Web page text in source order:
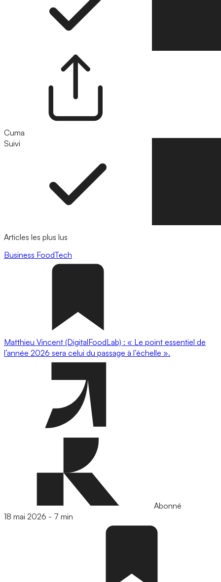
Cuma
Suivi
Articles les plus lus
Business FoodTech
Matthieu Vincent (DigitalFoodLab) : « Le point essentiel de
l’année 2026 sera celui du passage à l’échelle ».
Abonné
18 mai 2026 - 7 min